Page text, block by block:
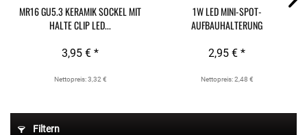
MR16 GU5.3 KERAMIK SOCKEL MIT
HALTE CLIP LED...
3,95 € *
Nettopreis: 3,32 €
1W LED MINI-SPOT-
AUFBAUHALTERUNG
2,95 € *
Nettopreis: 2,48 €
Filtern